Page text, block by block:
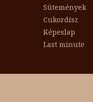
Sütemények
Cukordísz
Képeslap
Last minute